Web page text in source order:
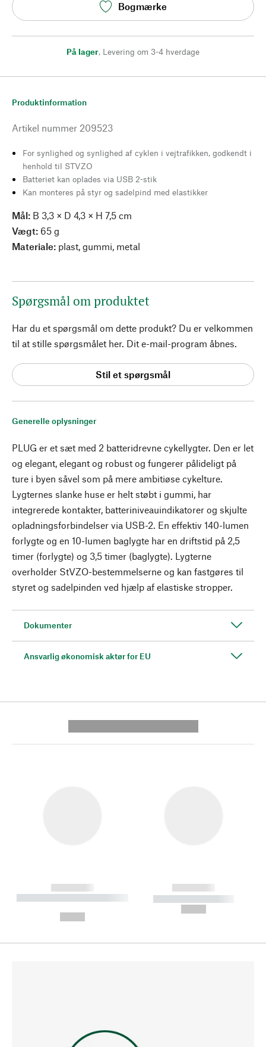
Bogmærke
På lager, Levering om 3-4 hverdage
Generelle oplysninger
PLUG er et sæt med 2 batteridrevne cykellygter. Den er let
og elegant, elegant og robust og fungerer pålideligt på
ture i byen såvel som på mere ambitiøse cykelture.
Lygternes slanke huse er helt støbt i gummi, har
integrerede kontakter, batteriniveauindikatorer og skjulte
opladningsforbindelser via USB-2. En effektiv 140-lumen
forlygte og en 10-lumen baglygte har en driftstid på 2,5
timer (forlygte) og 3,5 timer (baglygte). Lygterne
overholder StVZO-bestemmelserne og kan fastgøres til
styret og sadelpinden ved hjælp af elastiske stropper.
Dokumenter
Ansvarlig økonomisk aktør for EU
Produktinformation
Artikel nummer 209523
For synlighed og synlighed af cyklen i vejtrafikken, godkendt i
henhold til STVZO
Batteriet kan oplades via USB 2-stik
Kan monteres på styr og sadelpind med elastikker
Mål: B 3,3 × D 4,3 × H 7,5 cm
Vægt: 65 g
Materiale: plast, gummi, metal
Spørgsmål om produktet
Har du et spørgsmål om dette produkt? Du er velkommen
til at stille spørgsmålet her. Dit e-mail-program åbnes.
Stil et spørgsmål
------------
----------- ----------- --------
------------
----------- -----------